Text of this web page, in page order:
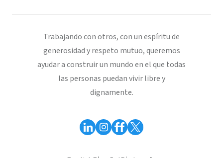
Trabajando con otros, con un espíritu de
generosidad y respeto mutuo, queremos
ayudar a construir un mundo en el que todas
las personas puedan vivir libre y
dignamente.